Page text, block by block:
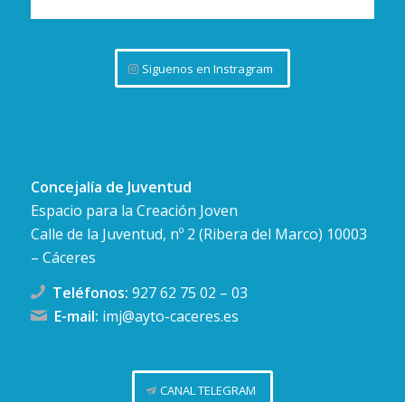
Siguenos en Instragram
Concejalía de Juventud
Espacio para la Creación Joven
Calle de la Juventud, nº 2 (Ribera del Marco) 10003
– Cáceres
Teléfonos: 927 62 75 02 – 03
E-mail: imj@ayto-caceres.es
CANAL TELEGRAM